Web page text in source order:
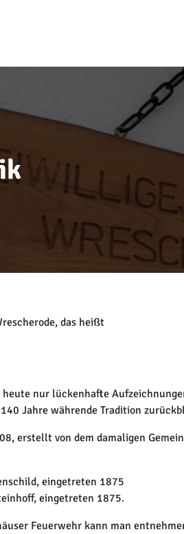
das heißt
nur lückenhafte
Jahre währende Tradition
erstellt von dem damaligen
eingetreten 1875
eingetreten 1875.
Feuerwehr kann man